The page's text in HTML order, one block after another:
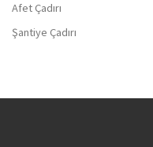
Afet Çadırı
Şantiye Çadırı